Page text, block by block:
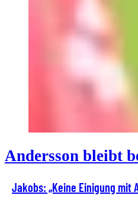
Andersson bleibt
Jakobs: „Keine Einigung mit